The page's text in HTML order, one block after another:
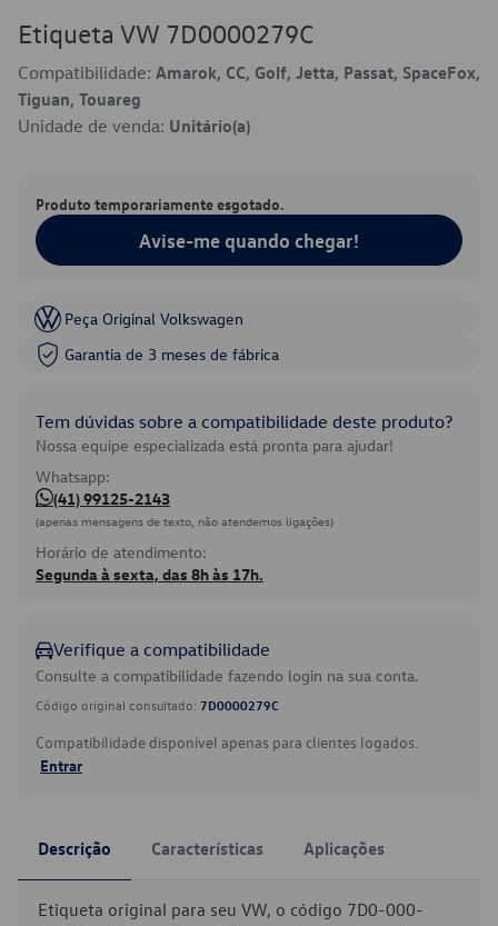
Etiqueta VW 7D0000279C
Compatibilidade: Amarok, CC, Golf, Jetta, Passat, SpaceFox,
Tiguan, Touareg
Unidade de venda: Unitário(a)
Produto temporariamente esgotado.
Avise-me quando chegar!
Peça Original Volkswagen
Garantia de 3 meses de fábrica
Tem dúvidas sobre a compatibilidade deste produto?
Nossa equipe especializada está pronta para ajudar!
Whatsapp:
(41) 99125-2143
(apenas mensagens de texto, não atendemos ligações)
Horário de atendimento:
Segunda à sexta, das 8h às 17h.
Verifique a compatibilidade
Consulte a compatibilidade fazendo login na sua conta.
Código original consultado: 7D0000279C
Compatibilidade disponível apenas para clientes logados.
Entrar
Descrição Características Aplicações
Etiqueta original para seu VW, o código 7D0-000-